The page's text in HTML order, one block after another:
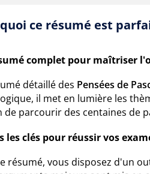
ce résumé est
complet pour maîtriser
détaillé des Pensées de
il met en lumière les
de parcourir des centaines de
les clés pour réussir vos
résumé, vous disposez d'un